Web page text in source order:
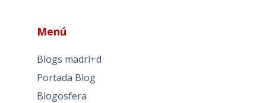
Menú
Blogs madri+d
Portada Blog
Blogosfera